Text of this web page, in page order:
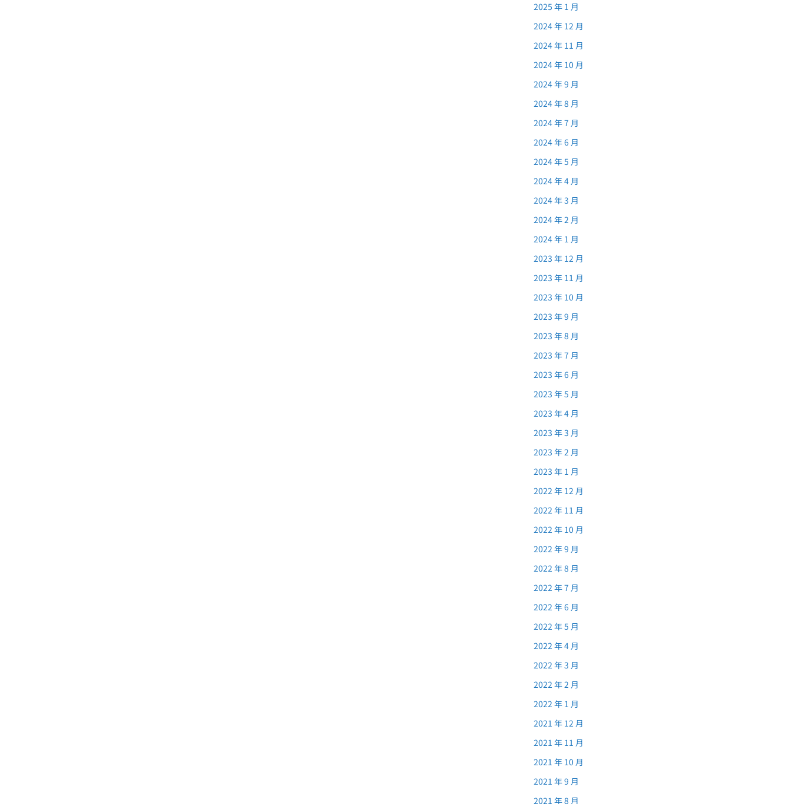
2025 年 1 月
2024 年 12 月
2024 年 11 月
2024 年 10 月
2024 年 9 月
2024 年 8 月
2024 年 7 月
2024 年 6 月
2024 年 5 月
2024 年 4 月
2024 年 3 月
2024 年 2 月
2024 年 1 月
2023 年 12 月
2023 年 11 月
2023 年 10 月
2023 年 9 月
2023 年 8 月
2023 年 7 月
2023 年 6 月
2023 年 5 月
2023 年 4 月
2023 年 3 月
2023 年 2 月
2023 年 1 月
2022 年 12 月
2022 年 11 月
2022 年 10 月
2022 年 9 月
2022 年 8 月
2022 年 7 月
2022 年 6 月
2022 年 5 月
2022 年 4 月
2022 年 3 月
2022 年 2 月
2022 年 1 月
2021 年 12 月
2021 年 11 月
2021 年 10 月
2021 年 9 月
2021 年 8 月